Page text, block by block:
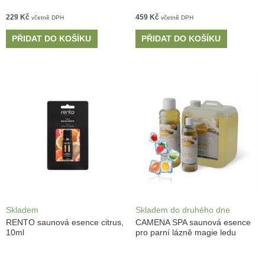
229 Kč včetně DPH
PŘIDAT DO KOŠÍKU
459 Kč včetně DPH
PŘIDAT DO KOŠÍKU
Skladem
RENTO saunová esence citrus,
10ml
Skladem do druhého dne
CAMENA SPA saunová esence
pro parní lázně magie ledu